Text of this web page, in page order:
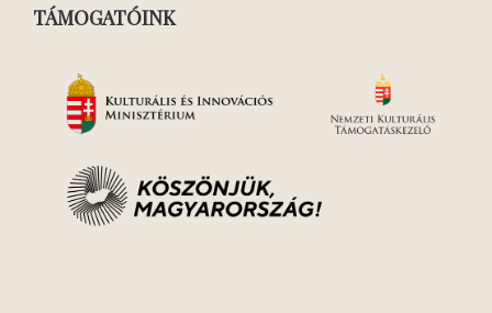
TÁMOGATÓINK